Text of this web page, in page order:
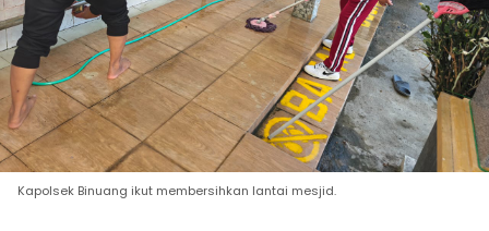
Kapolsek Binuang ikut membersihkan lantai mesjid.